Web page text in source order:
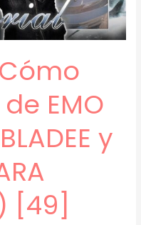
Cómo
EMO
y
[49]